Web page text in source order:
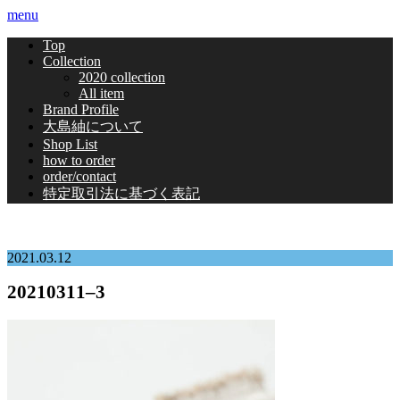
menu
Top
Collection
2020 collection
All item
Brand Profile
大島紬について
Shop List
how to order
order/contact
特定取引法に基づく表記
2021.03.12
20210311–3